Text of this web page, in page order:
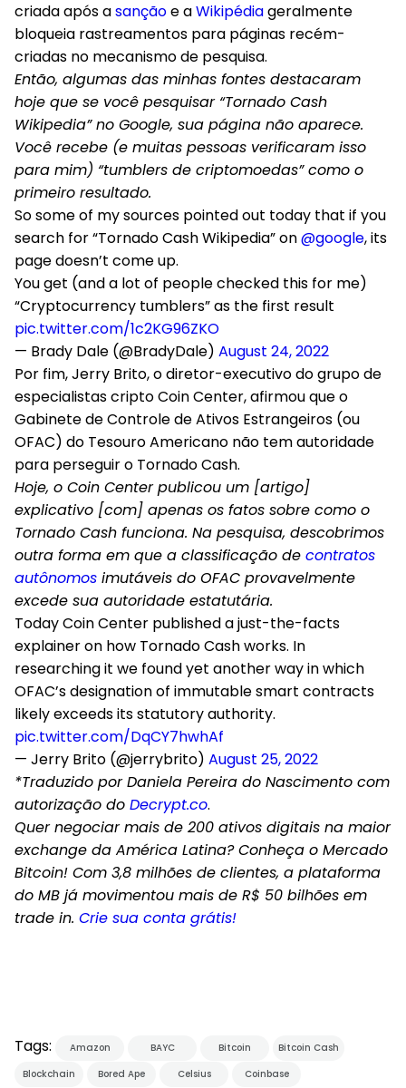
criada após asançãoe aWikipédiageralmente
bloqueia rastreamentos para páginas recém-
criadas no mecanismo de pesquisa.
Então, algumas das minhas fontes destacaram
hoje que se você pesquisar “Tornado Cash
Wikipedia” no Google, sua página não aparece.
Você recebe (e muitas pessoas verificaram isso
para mim) “tumblers de criptomoedas” como o
primeiro resultado.
So some of my sources pointed out today that if you
search for “Tornado Cash Wikipedia” on@google, its
page doesn’t come up.
You get (and a lot of people checked this for me)
“Cryptocurrency tumblers” as the first result
pic.twitter.com/1c2KG96ZKO
— Brady Dale (@BradyDale) August 24, 2022
Por fim, Jerry Brito, o diretor-executivo do grupo de
especialistas cripto Coin Center, afirmou que o
Gabinete de Controle de Ativos Estrangeiros (ou
OFAC) do Tesouro Americano não tem autoridade
para perseguir o Tornado Cash.
Hoje, o Coin Center publicou um [artigo]
explicativo [com] apenas os fatos sobre como o
Tornado Cash funciona. Na pesquisa, descobrimos
outra forma em que a classificação de contratos
autônomos imutáveis do OFAC provavelmente
excede sua autoridade estatutária.
Today Coin Center published a just-the-facts
explainer on how Tornado Cash works. In
researching it we found yet another way in which
OFAC’s designation of immutable smart contracts
likely exceeds its statutory authority.
pic.twitter.com/DqCY7hwhAf
— Jerry Brito (@jerrybrito) August 25, 2022
*Traduzido por Daniela Pereira do Nascimento com
autorização do Decrypt.co.
Quer negociar mais de 200 ativos digitais na maior
exchange da América Latina? Conheça o Mercado
Bitcoin! Com 3,8 milhões de clientes, a plataforma
do MB já movimentou mais de R$ 50 bilhões em
trade in. Crie sua conta grátis!
Tags: Amazon BAYC Bitcoin
Bitcoin Cash
Blockchain
Bored Ape Celsius Coinbase